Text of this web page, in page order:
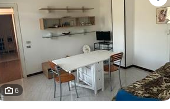
6